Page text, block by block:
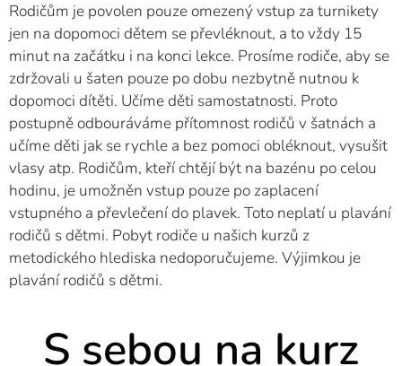
Rodičům je povolen pouze omezený vstup za turnikety
jen na dopomoci dětem se převléknout, a to vždy 15
minut na začátku i na konci lekce. Prosíme rodiče, aby se
zdržovali u šaten pouze po dobu nezbytně nutnou k
dopomoci dítěti. Učíme děti samostatnosti. Proto
postupně odbouráváme přítomnost rodičů v šatnách a
učíme děti jak se rychle a bez pomoci obléknout, vysušit
vlasy atp. Rodičům, kteří chtějí být na bazénu po celou
hodinu, je umožněn vstup pouze po zaplacení
vstupného a převlečení do plavek. Toto neplatí u plavání
rodičů s dětmi. Pobyt rodiče u našich kurzů z
metodického hlediska nedoporučujeme. Výjimkou je
plavání rodičů s dětmi.
S sebou na kurz